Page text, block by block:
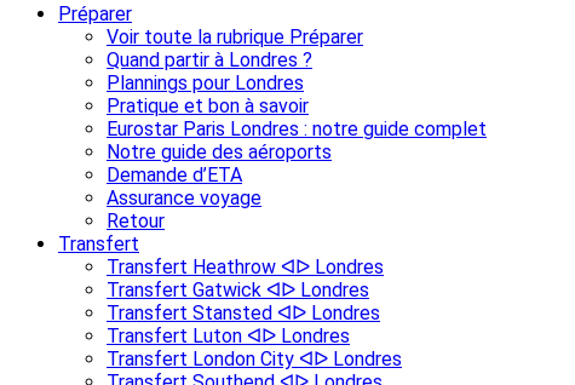
Préparer
Voir toute la rubrique Préparer
Quand partir à Londres ?
Plannings pour Londres
Pratique et bon à savoir
Eurostar Paris Londres : notre guide complet
Notre guide des aéroports
Demande d’ETA
Assurance voyage
Retour
Transfert
Transfert Heathrow ᐊᐅ Londres
Transfert Gatwick ᐊᐅ Londres
Transfert Stansted ᐊᐅ Londres
Transfert Luton ᐊᐅ Londres
Transfert London City ᐊᐅ Londres